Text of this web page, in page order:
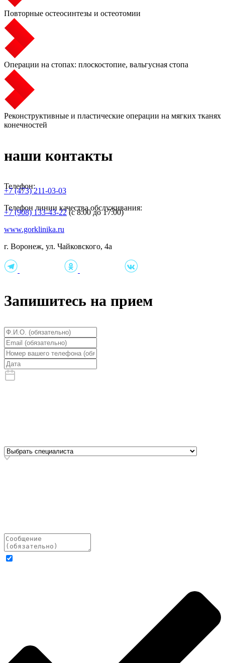
Повторные остеосинтезы и остеотомии
Операции на стопах: плоскостопие, вальгусная стопа
Реконструктивные и пластические операции на мягких тканях
конечностей
наши контакты
Телефон:
+7 (473) 211-03-03
Телефон линии качества обслуживания:
+7 (908) 133-43-22(с 8:00 до 17:00)
www.gorklinika.ru
г. Воронеж, ул. Чайковского, 4а
Запишитесь на прием